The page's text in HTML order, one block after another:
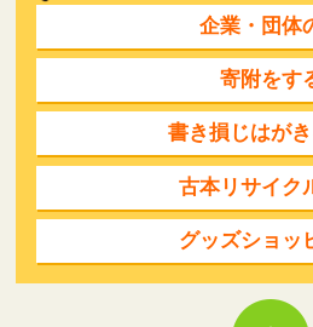
企業・団体
寄附をす
書き損じはが
古本リサイク
グッズショッ